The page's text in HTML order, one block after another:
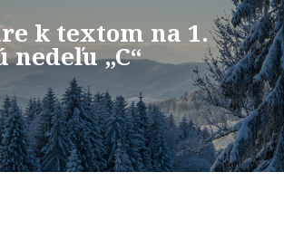
k textom na 1.
„C“